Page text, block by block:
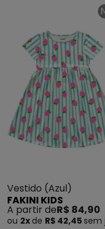
Vestido (Azul)
FAKINI KIDS
A partir deR$ 84,90
ou 2x de R$ 42,45 sem